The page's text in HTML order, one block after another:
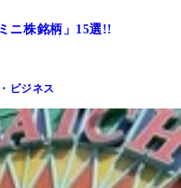
ニ株銘柄」15選!!
ビジネス